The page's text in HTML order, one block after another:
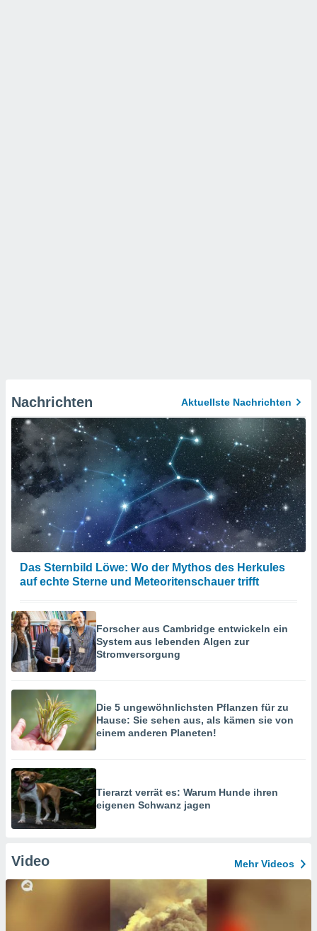
Nachrichten Aktuellste Nachrichten
Das Sternbild Löwe: Wo der Mythos des Herkules
auf echte Sterne und Meteoritenschauer trifft
Forscher aus Cambridge entwickeln ein
System aus lebenden Algen zur
Stromversorgung
Die 5 ungewöhnlichsten Pflanzen für zu
Hause: Sie sehen aus, als kämen sie von
einem anderen Planeten!
Tierarzt verrät es: Warum Hunde ihren
eigenen Schwanz jagen
Video Mehr Videos